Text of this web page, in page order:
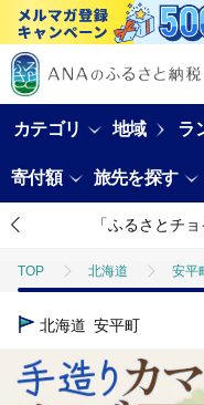
カテゴリ 地域 ラ
寄付額 旅先を探す
「ふるさとチ
TOP 北海道 安平
TOP
卵・乳製品
TOP 日用品・雑貨
北海道 安平町